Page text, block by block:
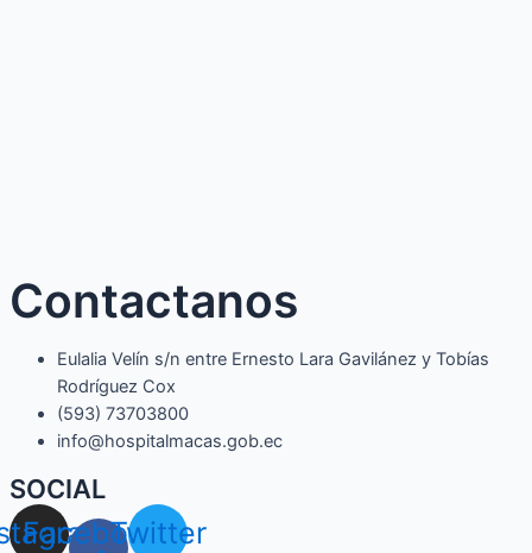
Contactanos
Eulalia Velín s/n entre Ernesto Lara Gavilánez y Tobías
Rodríguez Cox
(593) 73703800​
info@hospitalmacas.gob.ec
SOCIAL
Facebook-
Twitter